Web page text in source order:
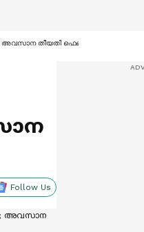
അവസാന തീയതി ഫെബ്രുവരി 10
Follow Us